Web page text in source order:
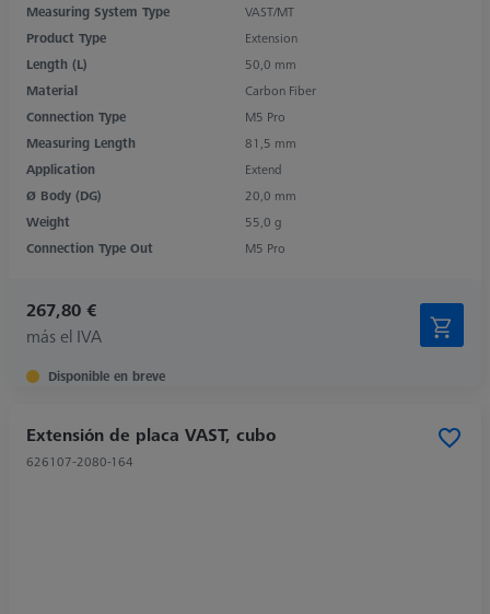
Measuring System Type
VAST/MT
Product Type
Extension
Length (L)
50,0 mm
Material
Carbon Fiber
Connection Type
M5 Pro
Measuring Length
81,5 mm
Application
Extend
Ø Body (DG)
20,0 mm
Weight
55,0 g
Connection Type Out
M5 Pro
267,80 €
más el IVA
Disponible en breve
Extensión de placa VAST, cubo
626107-2080-164